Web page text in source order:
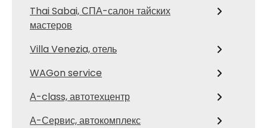
Thai Sabai, СПА-салон тайских
мастеров
Villa Venezia, отель
WAGon service
А-class, автотехцентр
А-Сервис, автокомплекс